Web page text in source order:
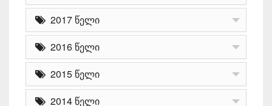
2017 წელი
2016 წელი
2015 წელი
2014 წელი